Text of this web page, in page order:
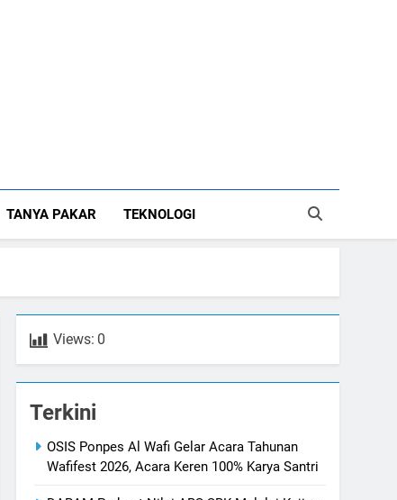
TANYA PAKAR TEKNOLOGI
Views: 0
Terkini
OSIS Ponpes Al Wafi Gelar Acara Tahunan
Wafifest 2026, Acara Keren 100% Karya Santri